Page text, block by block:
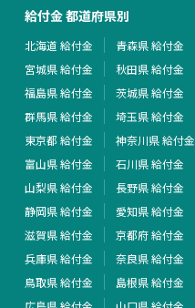
給付金 都道府県別
北海道 給付金 青森県 給付金
宮城県 給付金
秋田県 給付金
福島県 給付金
茨城県 給付金
群馬県 給付金
埼玉県 給付金
東京都 給付金
神奈川県 給付金
富山県 給付金
石川県 給付金
山梨県 給付金
長野県 給付金
静岡県 給付金
愛知県 給付金
滋賀県 給付金
京都府 給付金
兵庫県 給付金
奈良県 給付金
鳥取県 給付金
島根県 給付金